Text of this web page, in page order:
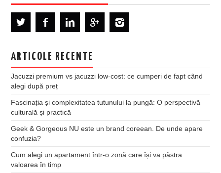
ARTICOLE RECENTE
Jacuzzi premium vs jacuzzi low-cost: ce cumperi de fapt când
alegi după preț
Fascinația și complexitatea tutunului la pungă: O perspectivă
culturală și practică
Geek & Gorgeous NU este un brand coreean. De unde apare
confuzia?
Cum alegi un apartament într-o zonă care își va păstra
valoarea în timp